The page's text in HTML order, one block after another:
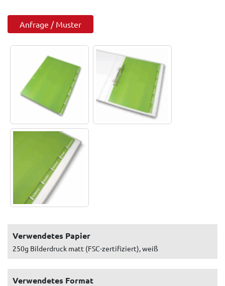
Anfrage / Muster
Verwendetes Papier
250g Bilderdruck matt (FSC-zertifiziert), weiß
Verwendetes Format